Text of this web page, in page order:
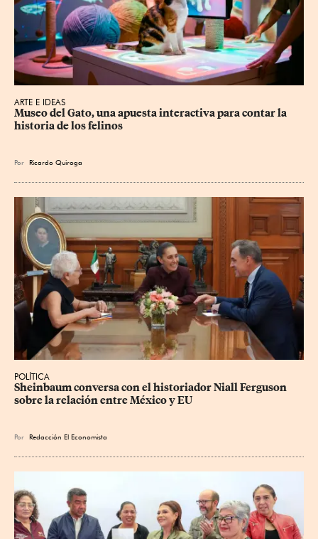
ARTE E IDEAS
Museo del Gato, una apuesta interactiva para contar la
historia de los felinos
Por Ricardo Quiroga
POLÍTICA
Sheinbaum conversa con el historiador Niall Ferguson
sobre la relación entre México y EU
Por Redacción El Economista